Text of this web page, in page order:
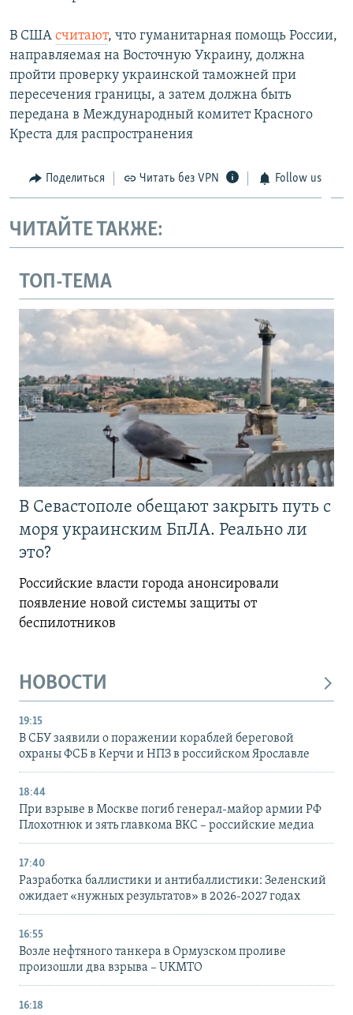
В США считают, что гуманитарная помощь России,
направляемая на Восточную Украину, должна
пройти проверку украинской таможней при
пересечения границы, а затем должна быть
передана в Международный комитет Красного
Креста для распространения
Поделиться Читать без VPN Follow us
ЧИТАЙТЕ ТАКЖЕ:
ТОП-ТЕМА
В Севастополе обещают закрыть путь с
моря украинским БпЛА. Реально ли
это?
Российские власти города анонсировали
появление новой системы защиты от
беспилотников
НОВОСТИ
19:15
В СБУ заявили о поражении кораблей береговой
охраны ФСБ в Керчи и НПЗ в российском Ярославле
18:44
При взрыве в Москве погиб генерал-майор армии РФ
Плохотнюк и зять главкома ВКС – российские медиа
17:40
Разработка баллистики и антибаллистики: Зеленский
ожидает «нужных результатов» в 2026-2027 годах
16:55
Возле нефтяного танкера в Ормузском проливе
произошли два взрыва – UKMTO
16:18